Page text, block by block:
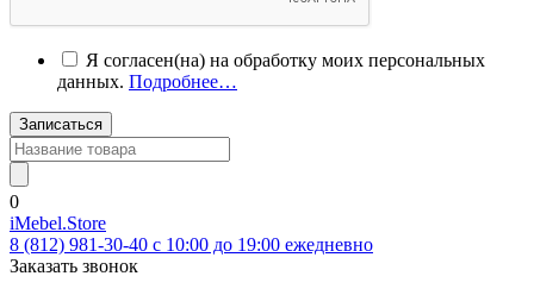
Я согласен(на) на обработку моих персональных
данных. Подробнее…
Записаться
0
iMebel.Store
8 (812) 981-30-40 c 10:00 до 19:00 ежедневно
Заказать звонок